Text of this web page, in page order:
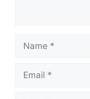
Name
Email